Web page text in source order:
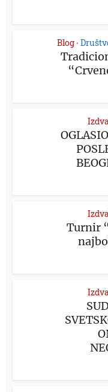
Blog •
Turnir